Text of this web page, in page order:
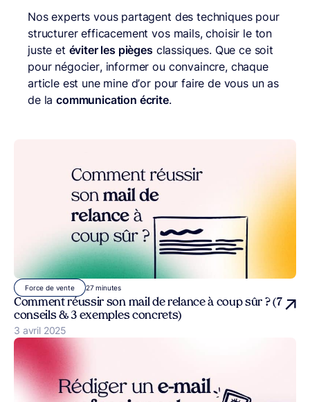
Nos experts vous partagent des techniques pour
structurer efficacement vos mails, choisir le ton
juste et éviter les piègesclassiques. Que ce soit
pour négocier, informer ou convaincre, chaque
article est une mine d’or pour faire de vous un as
de lacommunication écrite.
Force de vente 27 minutes
Comment réussir son mail de relance à coup sûr ? (7
conseils & 3 exemples concrets)
Publié le
3 avril 2025